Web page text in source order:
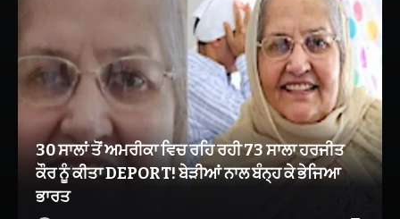
30 ਸਾਲਾਂ ਤੋਂ ਅਮਰੀਕਾ ਵਿਚ ਰਹਿ ਰਹੀ 73 ਸਾਲਾ ਹਰਜੀਤ
ਕੌਰ ਨੂੰ ਕੀਤਾ DEPORT! ਬੇੜੀਆਂ ਨਾਲ ਬੰਨ੍ਹ ਕੇ ਭੇਜਿਆ
ਭਾਰਤ